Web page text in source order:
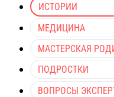
ИСТОРИИ
МЕДИЦИНА
МАСТЕРСКАЯ
ПОДРОСТКИ
ВОПРОСЫ